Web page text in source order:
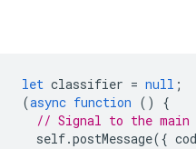
let classifier = null
(async function ()
// Signal to the
self.postMessage ({